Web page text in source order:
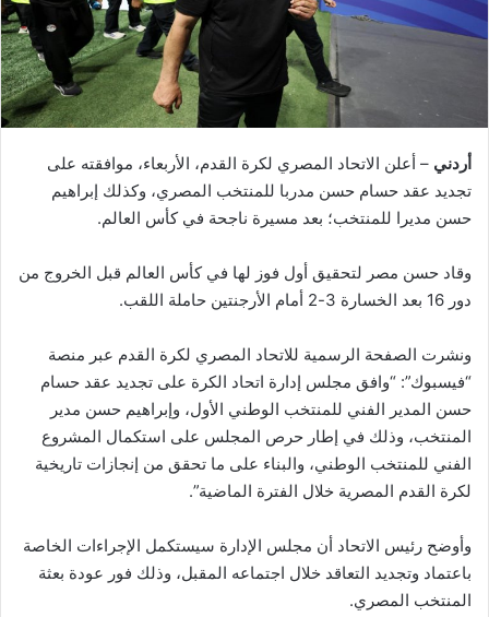
أردني – أعلن الاتحاد المصري لكرة القدم، الأربعاء، موافقته على
تجديد عقد حسام حسن مدربا للمنتخب المصري، وكذلك إبراهيم
حسن مديرا للمنتخب؛ بعد مسيرة ناجحة في كأس العالم.
وقاد حسن مصر لتحقيق أول فوز لها في كأس العالم قبل الخروج من
دور 16 بعد الخسارة 3-2 أمام الأرجنتين حاملة اللقب.
ونشرت الصفحة الرسمية للاتحاد المصري لكرة القدم عبر منصة
“فيسبوك”: “وافق مجلس إدارة اتحاد الكرة على تجديد عقد حسام
حسن المدير الفني للمنتخب الوطني الأول، وإبراهيم حسن مدير
المنتخب، وذلك في إطار حرص المجلس على استكمال المشروع
الفني للمنتخب الوطني، والبناء على ما تحقق من إنجازات تاريخية
لكرة القدم المصرية خلال الفترة الماضية”.
وأوضح رئيس الاتحاد أن مجلس الإدارة سيستكمل الإجراءات الخاصة
باعتماد وتجديد التعاقد خلال اجتماعه المقبل، وذلك فور عودة بعثة
المنتخب المصري.